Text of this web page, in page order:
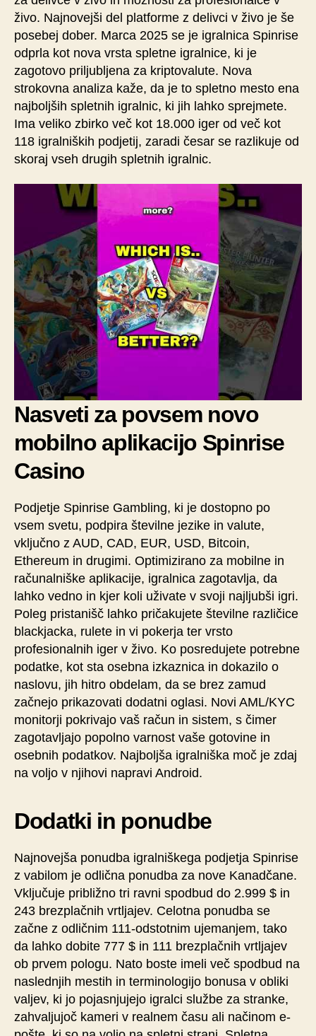
živo. Najnovejši del platforme z delivci v živo je še
posebej dober. Marca 2025 se je igralnica Spinrise
odprla kot nova vrsta spletne igralnice, ki je
zagotovo priljubljena za kriptovalute. Nova
strokovna analiza kaže, da je to spletno mesto ena
najboljših spletnih igralnic, ki jih lahko sprejmete.
Ima veliko zbirko več kot 18.000 iger od več kot
118 igralniških podjetij, zaradi česar se razlikuje od
skoraj vseh drugih spletnih igralnic.
Nasveti za povsem novo
mobilno aplikacijo Spinrise
Casino
Podjetje Spinrise Gambling, ki je dostopno po
vsem svetu, podpira številne jezike in valute,
vključno z AUD, CAD, EUR, USD, Bitcoin,
Ethereum in drugimi. Optimizirano za mobilne in
računalniške aplikacije, igralnica zagotavlja, da
lahko vedno in kjer koli uživate v svoji najljubši igri.
Poleg pristanišč lahko pričakujete številne različice
blackjacka, rulete in vi pokerja ter vrsto
profesionalnih iger v živo. Ko posredujete potrebne
podatke, kot sta osebna izkaznica in dokazilo o
naslovu, jih hitro obdelam, da se brez zamud
začnejo prikazovati dodatni oglasi. Novi AML/KYC
monitorji pokrivajo vaš račun in sistem, s čimer
zagotavljajo popolno varnost vaše gotovine in
osebnih podatkov. Najboljša igralniška moč je zdaj
na voljo v njihovi napravi Android.
Dodatki in ponudbe
Najnovejša ponudba igralniškega podjetja Spinrise
z vabilom je odlična ponudba za nove Kanadčane.
Vključuje približno tri ravni spodbud do 2.999 $ in
243 brezplačnih vrtljajev. Celotna ponudba se
začne z odličnim 111-odstotnim ujemanjem, tako
da lahko dobite 777 $ in 111 brezplačnih vrtljajev
ob prvem pologu. Nato boste imeli več spodbud na
naslednjih mestih in terminologijo bonusa v obliki
valjev, ki jo pojasnjujejo igralci službe za stranke,
zahvaljujoč kameri v realnem času ali načinom e-